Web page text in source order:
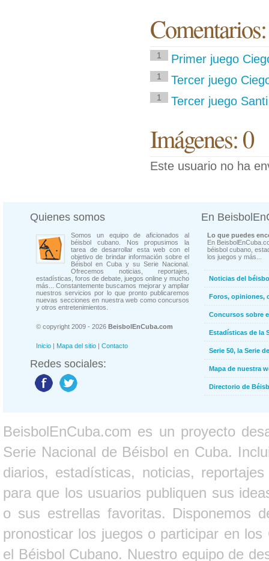
1 Primer juego
1 Tercer juego
1 Tercer juego
Imágenes: 0
Este usuario no ha
Quienes somos
Somos un equipo de aficionados al
béisbol cubano. Nos propusimos la
tarea de desarrollar esta web con el
objetivo de brindar información sobre el
Béisbol en Cuba y su Serie Nacional.
Ofrecemos noticias, reportajes,
estadísticas, foros de debate, juegos online y mucho
más... Constantemente buscamos mejorar y ampliar
nuestros servicios por lo que pronto publicaremos
nuevas secciones en nuestra web como concursos
y otros entretenimientos.
© copyright 2009 - 2026 BeisbolEnCuba.com
Inicio | Mapa del sitio | Contacto
Redes sociales:
En
Lo que puedes
En
béisbol cubano,
los juegos y más...
Noticias del
Foros, opiniones,
Concursos sobre
Estadísticas de la
Serie 50, la Serie
Mapa de nuestra
Directorio de
BeisbolEnCuba.com es un proyecto
Serie Nacional de Béisbol en Cuba.
diarios, estadísticas, noticias,
para que los usuarios publiquen sus
o sus estrellas favoritas. Disponemos
pronosticar los juegos o participar en
el Béisbol Cubano. Nuestro equipo de